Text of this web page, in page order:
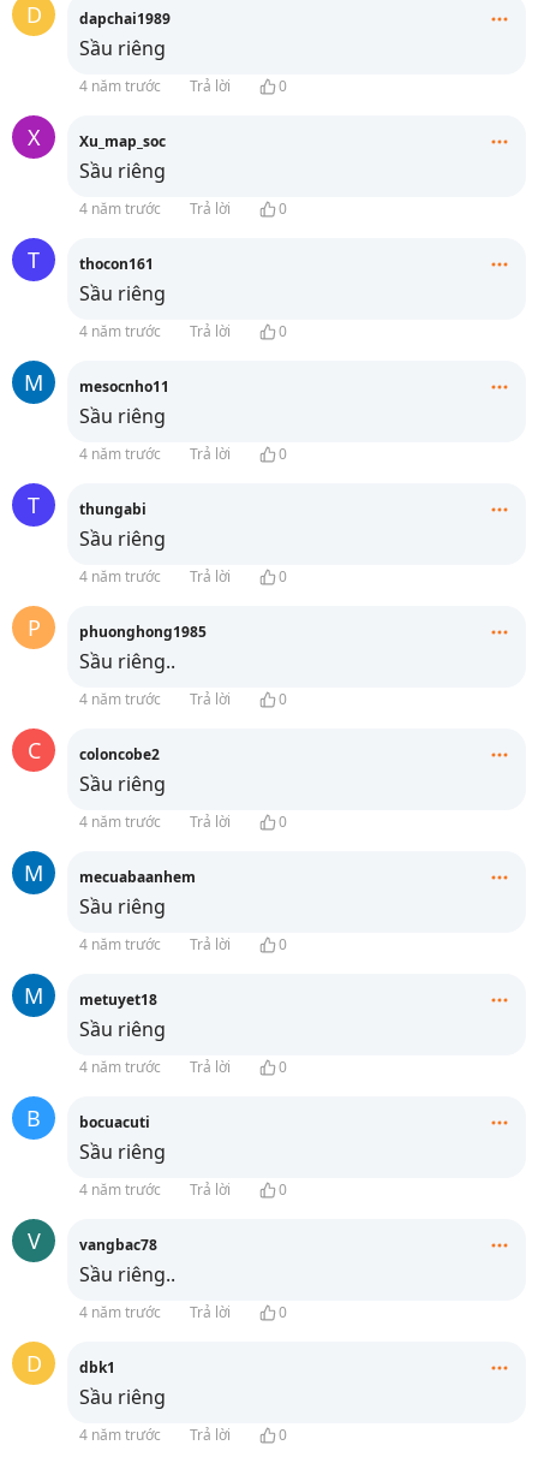
D dapchai1989
Sầu riêng
4 năm trước Trả lời 0
X Xu_map_soc
Sầu riêng
4 năm trước Trả lời 0
T thocon161
Sầu riêng
4 năm trước Trả lời 0
M mesocnho11
Sầu riêng
4 năm trước Trả lời 0
T thungabi
Sầu riêng
4 năm trước Trả lời 0
P phuonghong1985
Sầu riêng..
4 năm trước Trả lời 0
C coloncobe2
Sầu riêng
4 năm trước Trả lời 0
M mecuabaanhem
Sầu riêng
4 năm trước Trả lời 0
M metuyet18
Sầu riêng
4 năm trước Trả lời 0
B bocuacuti
Sầu riêng
4 năm trước Trả lời 0
V vangbac78
Sầu riêng..
4 năm trước Trả lời 0
D dbk1
Sầu riêng
4 năm trước Trả lời 0